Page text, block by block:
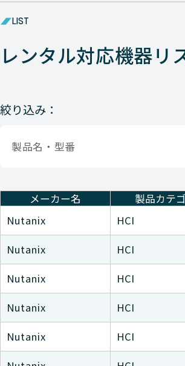
LIST
レンタル対応機器リ
絞り込み：
メーカー名 製品カテ
Nutanix
HCI
Nutanix
HCI
Nutanix
HCI
Nutanix
HCI
Nutanix
HCI